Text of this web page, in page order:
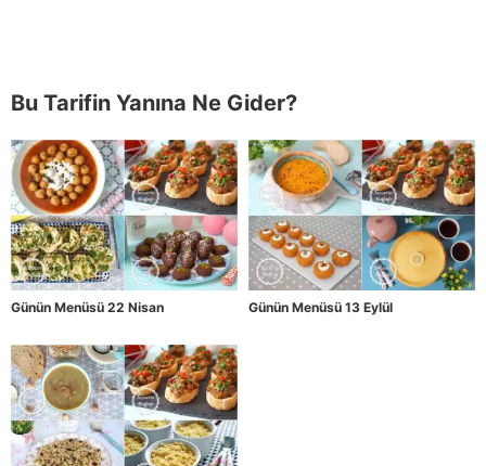
Bu Tarifin Yanına Ne Gider?
Günün Menüsü 22 Nisan Günün Menüsü 13 Eylül